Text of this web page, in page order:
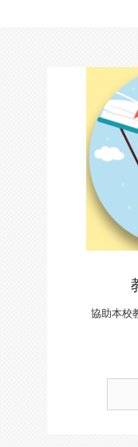
協助本校